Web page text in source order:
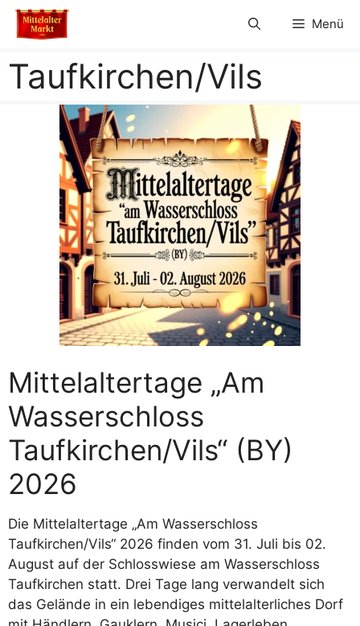
Zum
Inhalt
Menü
Taufkirchen/Vils
Mittelaltertage „Am
Wasserschloss
Taufkirchen/Vils“ (BY)
2026
Die Mittelaltertage „Am Wasserschloss
Taufkirchen/Vils“ 2026 finden vom 31. Juli bis 02.
August auf der Schlosswiese am Wasserschloss
Taufkirchen statt. Drei Tage lang verwandelt sich
das Gelände in ein lebendiges mittelalterliches Dorf